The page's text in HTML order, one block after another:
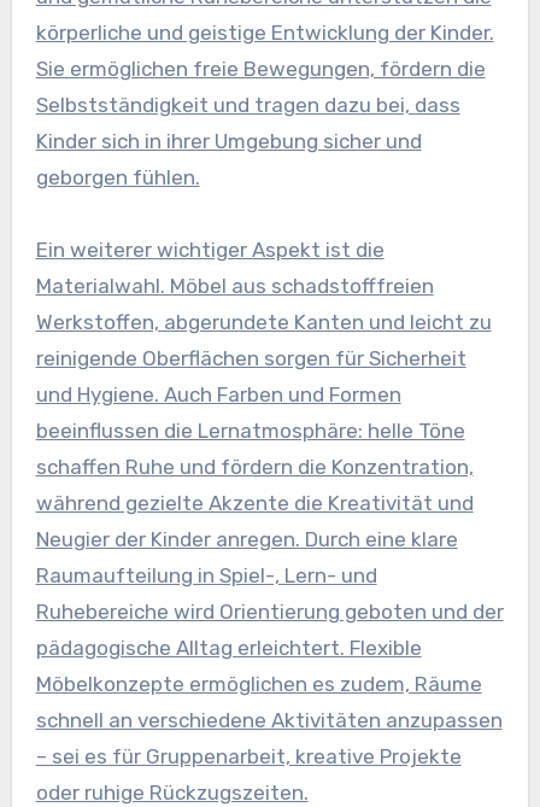
körperliche und geistige Entwicklung der Kinder.
Sie ermöglichen freie Bewegungen, fördern die
Selbstständigkeit und tragen dazu bei, dass
Kinder sich in ihrer Umgebung sicher und
geborgen fühlen.
Ein weiterer wichtiger Aspekt ist die
Materialwahl. Möbel aus schadstofffreien
Werkstoffen, abgerundete Kanten und leicht zu
reinigende Oberflächen sorgen für Sicherheit
und Hygiene. Auch Farben und Formen
beeinflussen die Lernatmosphäre: helle Töne
schaffen Ruhe und fördern die Konzentration,
während gezielte Akzente die Kreativität und
Neugier der Kinder anregen. Durch eine klare
Raumaufteilung in Spiel-, Lern- und
Ruhebereiche wird Orientierung geboten und der
pädagogische Alltag erleichtert. Flexible
Möbelkonzepte ermöglichen es zudem, Räume
schnell an verschiedene Aktivitäten anzupassen
– sei es für Gruppenarbeit, kreative Projekte
oder ruhige Rückzugszeiten.